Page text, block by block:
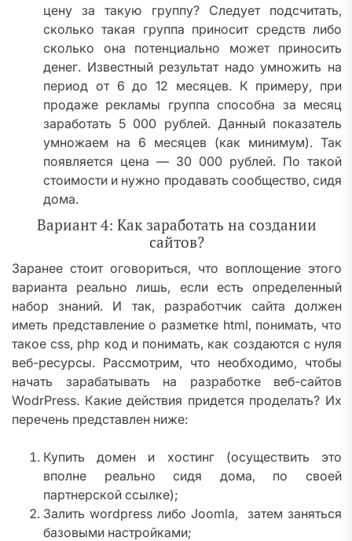
цену за такую группу? Следует подсчитать,
сколько такая группа приносит средств либо
сколько она потенциально может приносить
денег. Известный результат надо умножить на
период от 6 до 12 месяцев. К примеру, при
продаже рекламы группа способна за месяц
заработать 5 000 рублей. Данный показатель
умножаем на 6 месяцев (как минимум). Так
появляется цена — 30 000 рублей. По такой
стоимости и нужно продавать сообщество, сидя
дома.
Вариант 4: Как заработать на создании
сайтов?
Заранее стоит оговориться, что воплощение этого
варианта реально лишь, если есть определенный
набор знаний. И так, разработчик сайта должен
иметь представление о разметке html, понимать, что
такое css, php код и понимать, как создаются с нуля
веб-ресурсы. Рассмотрим, что необходимо, чтобы
начать зарабатывать на разработке веб-сайтов
WodrPress. Какие действия придется проделать? Их
перечень представлен ниже:
Купить домен и хостинг (осуществить это
вполне реально сидя дома, по своей
партнерской ссылке);
Залить wordpress либо Joomla, затем заняться
базовыми настройками;